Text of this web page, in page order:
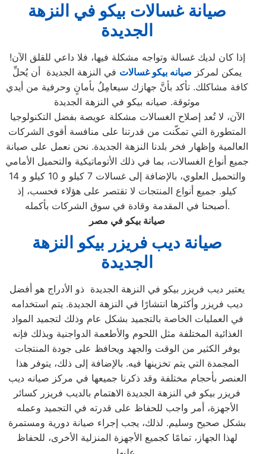
صيانة غسالات بيكو في النزهة
الجديدة
إذا كان لديك غسالة وتواجه مشكلة فيها، فلا داعي للقلق الآن!
يمكن لمركز صيانه بيكو غسالات في النزهة الجديدة أن يُحلِّ
كافة مشاكلك. تأكد بأنَّ جهازك سيعامِلُ بأمانٍ وحرفية من أيدي
موثوقة. صيانه بيكو في النزهة الجديدة
الآن، لا تُعد إصلاح الغسالات مشكلة عويصة بفضل التكنولوجيا
المتطورة التي تمكّنت من قدرتنا على منافسة أقوى الشركات
العالمية وإظهار فخر بلدنا النزهة الجديدة. نحن نعمل على صيانة
جميع أنواع الغسالات، بما في ذلك الأتوماتيكية والتحميل الأمامي
والتحميل العلوي، بالإضافة إلى غسالات 7 كيلو و 10 كيلو و 14
كيلو. جميع أنواع المنتجات لا تقتصر على هؤلاء فحسب، إذ
أصبحنا في المقدمة وقادة في سوق الشركات بأكمله.
صيانة بيكو في مصر
صيانة ديب فريزر بيكو النزهة
الجديدة
يعتبر ديب فريزر بيكو في النزهة الجديدة ذو الأدراج هو أفضل
ديب فريزر وأكثرها انتشارًا في النزهة الجديدة. يتم استخدامه
في العمليات الخاصة بالتجميد بشكل عام وذلك لتجميد المواد
الغذائية المختلفة مثل اللحوم والأطعمة الدواجنية وبذلك فإنه
يوفر الكثير من الوقت والجهد ويحافظ على جودة المنتجات
المجمدة التي يتم تخزينها فيه. بالإضافة إلى ذلك، يتوفر هذا
العنصر بأحجام مختلفة وقد ذكرنا جميعها في مركز صيانه ديب
فريزر بيكو في النزهة الجديدة الاهتمام بالديب فريزر كسائر
الأجهزة، أمر واجب للحفاظ على قدرته في التجميد وعمله
بشكل صحيح وسليم. لذلك، يجب إجراء صيانة دورية ومستمرة
لهذا الجهاز، تمامًا كجميع الأجهزة المنزلية الأخرى، للحفاظ